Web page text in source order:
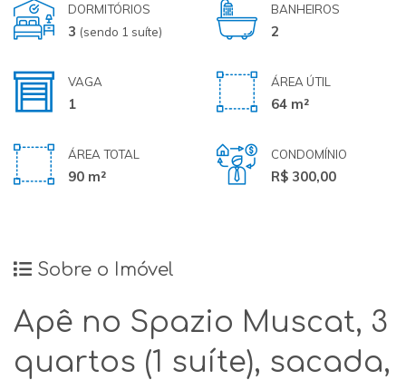
DORMITÓRIOS
3 (sendo 1 suíte)
BANHEIROS
2
VAGA
1
ÁREA ÚTIL
64 m²
ÁREA TOTAL
90 m²
CONDOMÍNIO
R$ 300,00
Sobre o Imóvel
Apê no Spazio Muscat, 3
quartos (1 suíte), sacada,